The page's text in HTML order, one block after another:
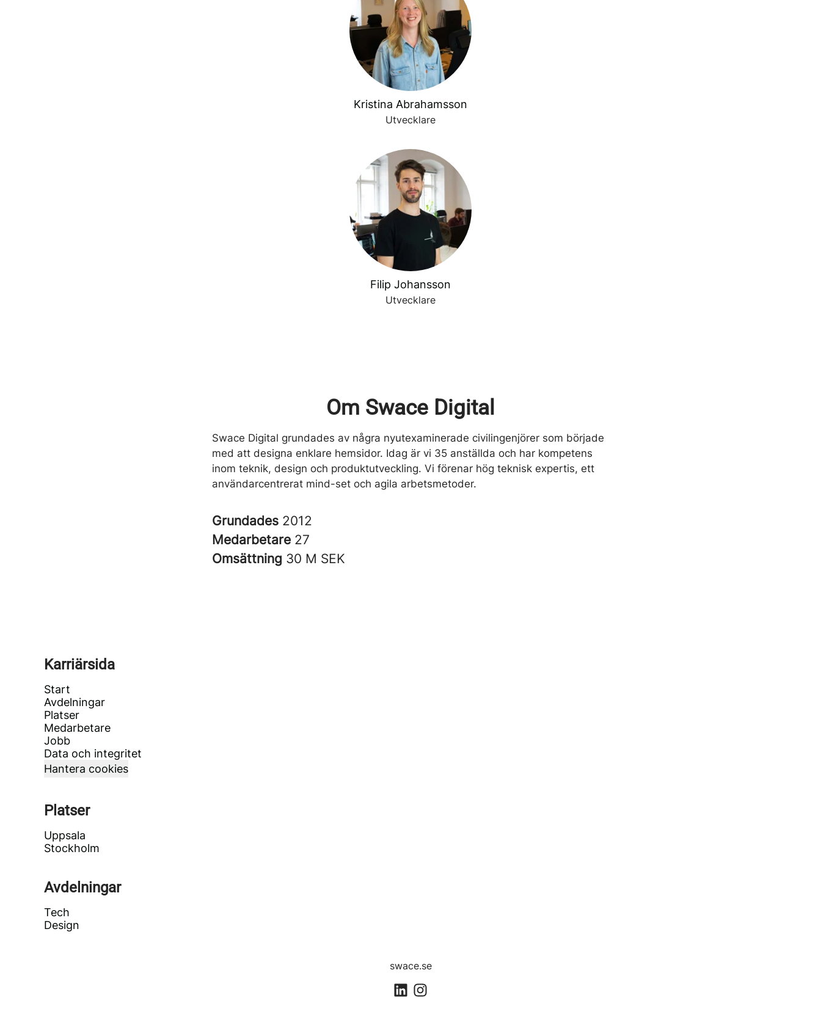
Kristina Abrahamsson
Utvecklare
Filip Johansson
Utvecklare
Om Swace Digital
Swace Digital grundades av några nyutexaminerade civilingenjörer som började
med att designa enklare hemsidor. Idag är vi 35 anställda och har kompetens
inom teknik, design och produktutveckling. Vi förenar hög teknisk expertis, ett
användarcentrerat mind-set och agila arbetsmetoder.
Grundades 2012
Medarbetare 27
Omsättning 30 M SEK
Karriärsida
Start
Avdelningar
Platser
Medarbetare
Jobb
Data och integritet
Hantera cookies
Platser
Uppsala
Stockholm
Avdelningar
Tech
Design
swace.se